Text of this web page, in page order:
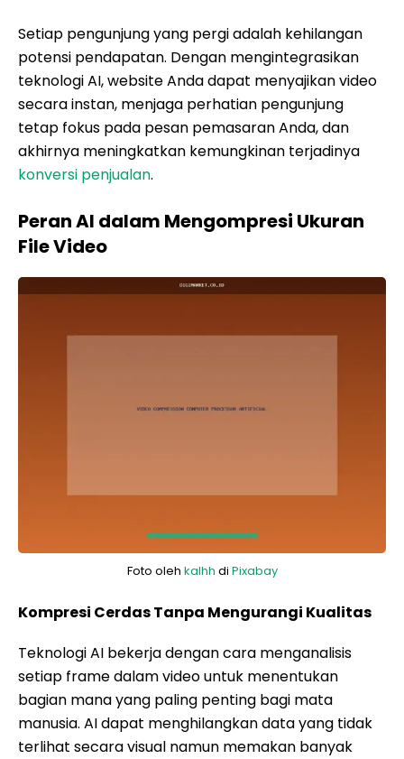
Setiap pengunjung yang pergi adalah kehilangan
potensi pendapatan. Dengan mengintegrasikan
teknologi AI, website Anda dapat menyajikan video
secara instan, menjaga perhatian pengunjung
tetap fokus pada pesan pemasaran Anda, dan
akhirnya meningkatkan kemungkinan terjadinya
konversi penjualan.
Peran AI dalam Mengompresi Ukuran
File Video
Foto oleh kalhh di Pixabay
Kompresi Cerdas Tanpa Mengurangi Kualitas
Teknologi AI bekerja dengan cara menganalisis
setiap frame dalam video untuk menentukan
bagian mana yang paling penting bagi mata
manusia. AI dapat menghilangkan data yang tidak
terlihat secara visual namun memakan banyak